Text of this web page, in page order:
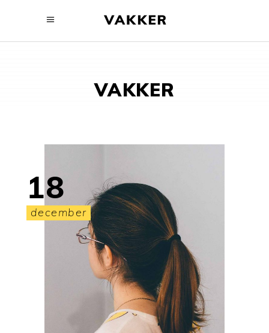
VAKKER
18
december